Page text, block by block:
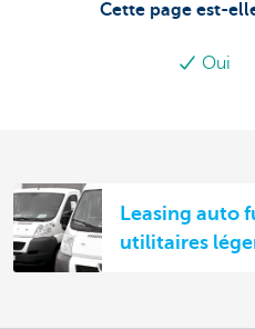
Cette page est-
Oui
Leasing auto
utilitaires